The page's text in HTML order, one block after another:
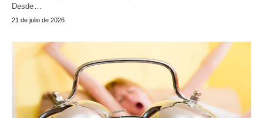
Desde…
21 de julio de 2026